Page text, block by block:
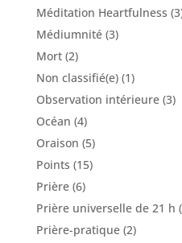
Méditation Heartfulness
Médiumnité(3)
Mort(2)
Non classifié(e)(1)
Observation intérieure(3)
Océan (4)
Oraison (5)
Points (15)
Prière(6)
Prière universelle de 21 h
Prière-pratique(2)